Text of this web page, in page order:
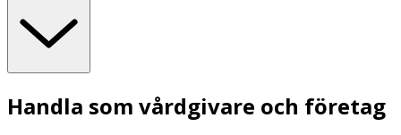
Handla som vårdgivare och företag